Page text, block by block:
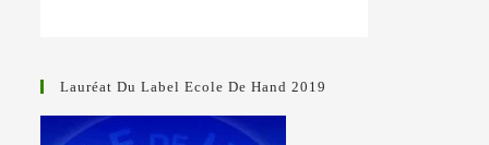
Lauréat Du Label Ecole De Hand 2019